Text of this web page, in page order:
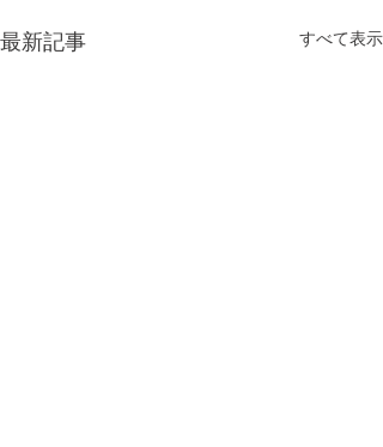
最新記事 すべて表示